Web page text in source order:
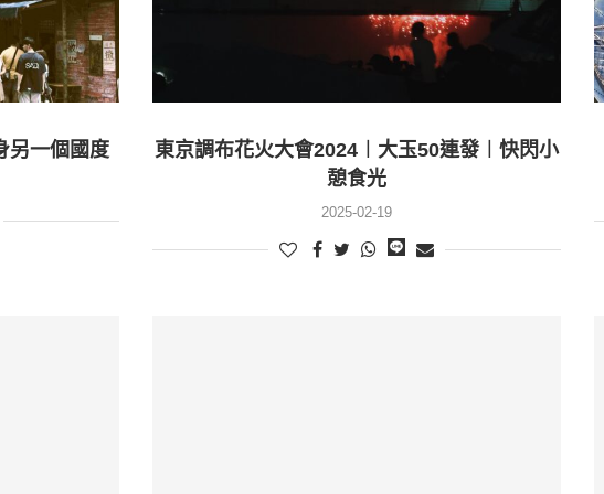
另一個國度
東京調布花火大會2024︱大玉50連發︱快閃小
憩食光
2025-02-19